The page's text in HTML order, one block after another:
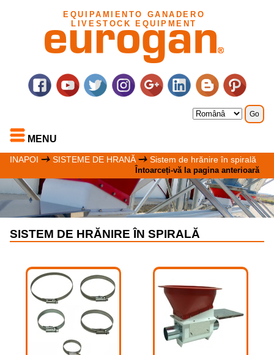
EQUIPAMIENTO GANADERO
LIVESTOCK EQUIPMENT
MENU
INAPOI SISTEME DE HRANĂ Sistem de hrănire în spirală
Întoarceți-vă la pagina anterioară
SISTEM DE HRĂNIRE ÎN SPIRALĂ